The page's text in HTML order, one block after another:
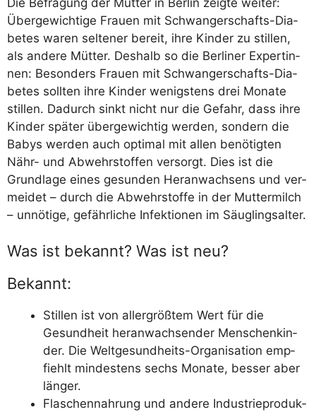
Über­ge­wich­ti­ge Frau­en mit Schwan­ger­schafts-Dia­
be­tes waren sel­te­ner bereit, ihre Kin­der zu stil­len,
als ande­re Müt­ter. Des­halb so die Ber­li­ner Exper­tin­
nen: Beson­ders Frau­en mit Schwan­ger­schafts-Dia­
be­tes soll­ten ihre Kin­der wenigs­tens drei Mona­te
stil­len. Dadurch sinkt nicht nur die Gefahr, dass ihre
Kin­der spä­ter über­ge­wich­tig wer­den, son­dern die
Babys wer­den auch opti­mal mit allen benö­tig­ten
Nähr- und Abwehr­stof­fen ver­sorgt. Dies ist die
Grund­la­ge eines gesun­den Her­an­wach­sens und ver­
mei­det – durch die Abwehr­stof­fe in der Mut­ter­milch
– unnö­ti­ge, gefähr­li­che Infek­tio­nen im Säuglingsalter.
Was ist bekannt? Was ist neu?
Bekannt:
Stil­len ist von aller­größ­tem Wert für die
Gesund­heit her­an­wach­sen­der Men­schen­kin­
der. Die Welt­ge­sund­heits-Orga­ni­sa­ti­on emp­
fiehlt min­des­tens sechs Mona­te, bes­ser aber
länger.
Fla­schen­nah­rung und ande­re Indus­trie­pro­duk­